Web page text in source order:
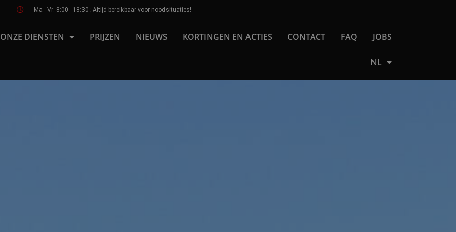
Ma - Vr: 8:00 - 18:30 ; Altijd bereikbaar voor noodsituaties!
ONZE DIENSTEN PRIJZEN NIEUWS KORTINGEN EN ACTIES CONTACT FAQ JOBS
NL